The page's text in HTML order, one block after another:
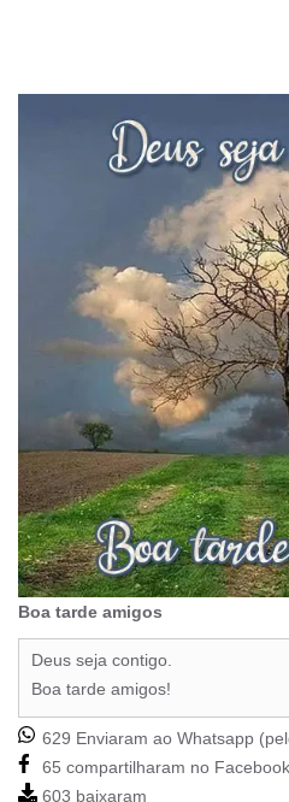
Boa tarde amigos
Deus seja contigo.
Boa tarde amigos!
629 Enviaram ao Whatsapp
65 compartilharam no Facebook
603 baixaram